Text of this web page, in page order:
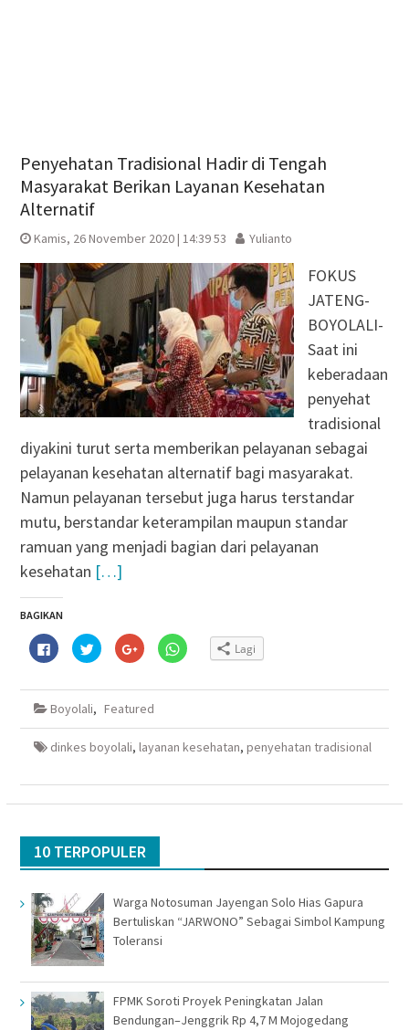
Penyehatan Tradisional Hadir di Tengah
Masyarakat Berikan Layanan Kesehatan
Alternatif
Kamis, 26 November 2020 | 14:39 53 Yulianto
FOKUS
JATENG-
BOYOLALI-
Saat ini
keberadaan
penyehat
tradisional
diyakini turut serta memberikan pelayanan sebagai
pelayanan kesehatan alternatif bagi masyarakat.
Namun pelayanan tersebut juga harus terstandar
mutu, berstandar keterampilan maupun standar
ramuan yang menjadi bagian dari pelayanan
kesehatan […]
BAGIKAN
Klik
untuk
membagikan
Facebook(Membuka
jendela
baru)
Klik
untuk
berbagi
Twitter(Membuka
jendela
baru)
Klik
untuk
berbagi
Google+
di
yang
baru)
Klik
untuk
WhatsApp(Membuka
baru)
Lagi
Boyolali, Featured
dinkes boyolali, layanan kesehatan, penyehatan tradisional
10 TERPOPULER
Warga Notosuman Jayengan Solo Hias Gapura
Bertuliskan “JARWONO” Sebagai Simbol Kampung
Toleransi
FPMK Soroti Proyek Peningkatan Jalan
Bendungan–Jenggrik Rp 4,7 M Mojogedang